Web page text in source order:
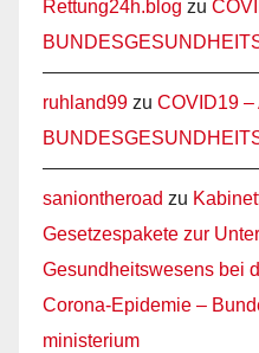
Rettung24h.blog zu
ruhland99 zu COVID19 –
saniontheroad zu
Gesetzespakete zur
Gesundheitswesens bei
Corona-Epidemie –
ministerium